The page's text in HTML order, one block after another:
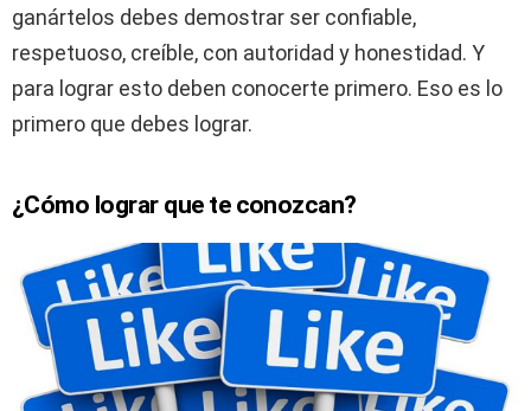
ganártelos debes demostrar ser confiable,
respetuoso, creíble, con autoridad y honestidad. Y
para lograr esto deben conocerte primero. Eso es lo
primero que debes lograr.
¿Cómo lograr que te conozcan?